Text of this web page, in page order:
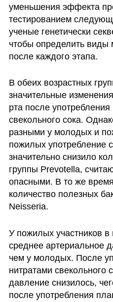
уменьшения эффекта
тестированием
ученые генетически
чтобы определить виды
после каждого этапа.
В обеих возрастных
значительные
рта после употребления
свекольного сока.
разными у молодых и
пожилых употребление
значительно снизило
группы Prevotella,
опасными. В то же
количество полезных
Neisseria.
У пожилых участников
среднее артериальное
чем у молодых. После
нитратами свекольного
давление снизилось,
после употребления